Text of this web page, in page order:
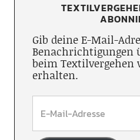
Gib deine E-Mail-
Benachrichtigungen
beim Textilvergehen
erhalten.